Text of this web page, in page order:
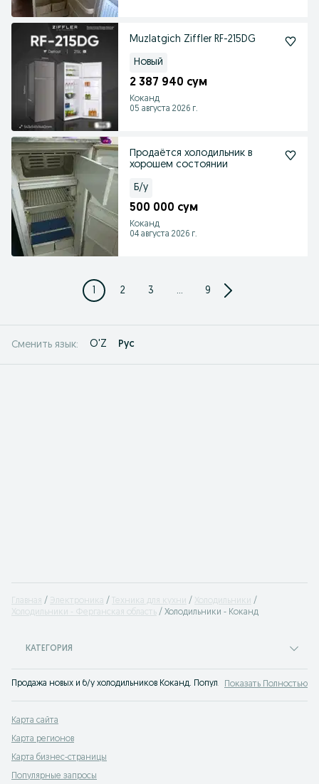
Muzlatgich Ziffler RF-215DG
Новый
2 387 940 сум
Коканд
05 августа 2026 г.
Продаётся холодильник в
хорошем состоянии
Б/у
500 000 сум
Коканд
04 августа 2026 г.
1 2 3 ... 9
Сменить язык: O'Z Рус
Главная Электроника Техника для кухни
Холодильники
Холодильники - Ферганская область
Холодильники - Коканд
КАТЕГОРИЯ
Продажа новых и б/у холодильников Коканд. Популярные бренды
Показать Полностью
Карта сайта
Карта регионов
Карта бизнес-страницы
Популярные запросы